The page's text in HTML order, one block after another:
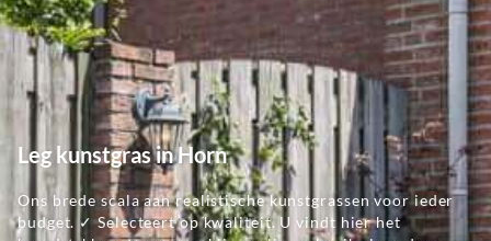
Leg kunstgras in Horn
Ons brede scala aan realistische kunstgrassen voor ieder
budget. ✓ Selecteert op kwaliteit. U vindt hier het